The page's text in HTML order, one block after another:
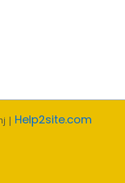
| Help2site.com